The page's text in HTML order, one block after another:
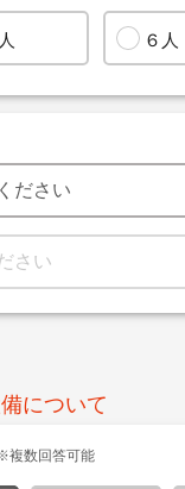
６人
について
複数回答可能